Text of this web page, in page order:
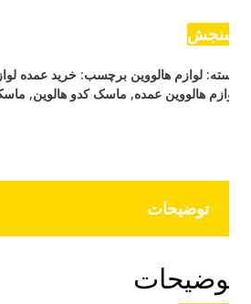
لوازم هالووین برچسب:خرید عمده لوازم
هالووین عمده,ماسک کدو هالوین,ماسک
توضیحات